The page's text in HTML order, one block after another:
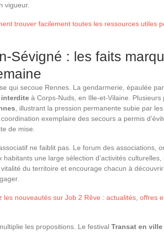
vigueur.
trouver facilement toutes les ressources utiles
Sévigné : les faits
qui secoue Rennes. La gendarmerie, épaulée
interdite à Corps-Nuds, en Ille-et-Vilaine. Plusieurs
, illustrant la pression permanente subie par
exemplaire des secours a permis
de mise.
ne faiblit pas. Le forum des associations,
une large sélection d’activités culturelles,
du territoire et encourage chacun à
les nouveautés sur Job 2 Rêve : actualités, offres
les propositions. Le festival Transat en ville